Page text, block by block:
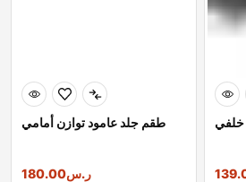
طقم جلد عامود توازن أمامي
ر.س180.00
خلفي